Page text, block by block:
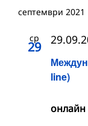
септември 2021
ср
29
line)
онлайн